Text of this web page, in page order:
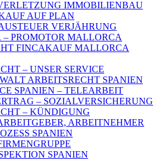
IMMOBILIENBAU
AUF PLAN
VERJÄHRUNG
– PROMOTOR MALLORCA
FINCAKAUF MALLORCA
– UNSER SERVICE
ARBEITSRECHT SPANIEN
SPANIEN – TELEARBEIT
– SOZIALVERSICHERUNG
– KÜNDIGUNG
ARBEITNEHMER
SPANIEN
SPANIEN